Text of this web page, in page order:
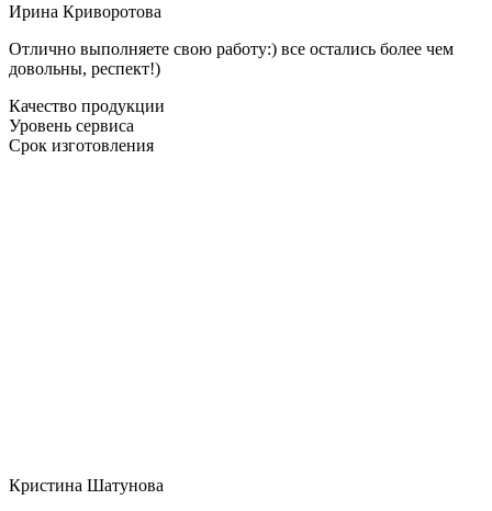
Ирина Криворотова
Отлично выполняете свою работу:) все остались более чем
довольны, респект!)
Качество продукции
Уровень сервиса
Срок изготовления
Кристина Шатунова